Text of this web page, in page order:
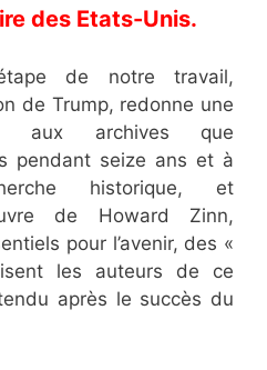
des Etats-Unis.
de notre travail,
de Trump, redonne une
aux archives que
pendant seize ans et à
historique, et
de Howard Zinn,
pour l’avenir, des «
les auteurs de ce
après le succès du